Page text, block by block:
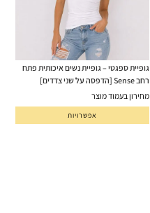
גופיית ספגטי – גופיית נשים איכותית פתח
רחב Sense [הדפסה על שני צדדים]
מחירון בעמוד מוצר
אפשרויות